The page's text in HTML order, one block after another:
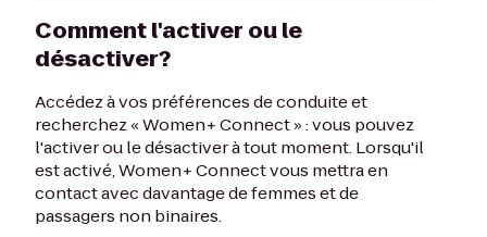
Comment l'activer ou le
désactiver?
Accédez à vos préférences de conduite et
recherchez « Women+ Connect » : vous pouvez
l'activer ou le désactiver à tout moment. Lorsqu'il
est activé, Women+ Connect vous mettra en
contact avec davantage de femmes et de
passagers non binaires.